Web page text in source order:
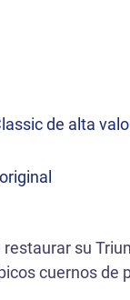
n
de alta
su
cuernos de